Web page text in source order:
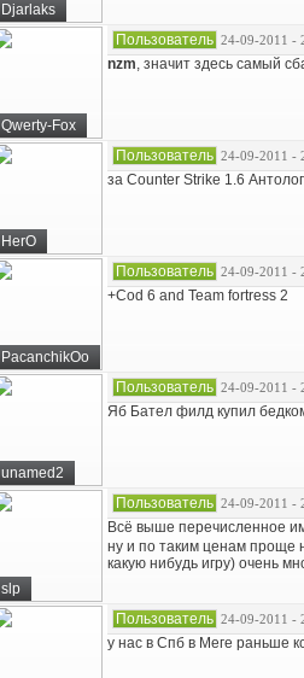
Djarlaks
Qwerty-Fox
Пользователь 24-09-2011 -
nzm, значит здесь самый
HerO
Пользователь 24-09-2011 -
за Counter Strike 1.6
PacanchikOo
Пользователь 24-09-2011 -
+Cod 6 and Team fortress 2
unamed2
Пользователь 24-09-2011 -
Яб Бател филд купил
slp
Пользователь 24-09-2011 -
Всё выше перечисленное
ну и по таким ценам проще
какую нибудь игру) очень
Пользователь 24-09-2011 -
у нас в Спб в Меге раньше